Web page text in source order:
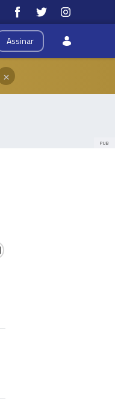
Assinar
×
PUB